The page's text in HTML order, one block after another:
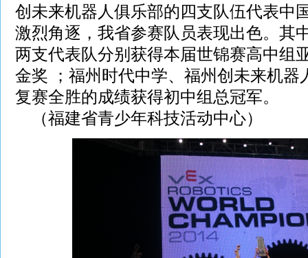
创未来机器人俱乐部的四支队伍代表中
激烈角逐，我省参赛队员表现出色。其
两支代表队分别获得本届世锦赛高中组
金奖 ；福州时代中学、福州创未来机器
复赛全胜的成绩获得初中组总冠军。
（福建省青少年科技活动中心）